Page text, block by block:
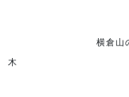
横倉山の
木 カ